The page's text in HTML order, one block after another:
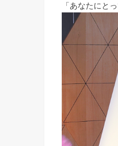
「あなたにと